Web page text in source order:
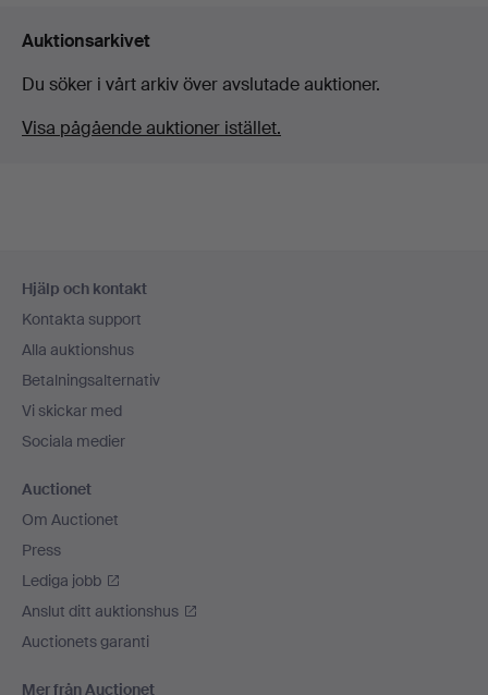
Auktionsarkivet
Du söker i vårt arkiv över avslutade auktioner.
Visa pågående auktioner istället.
Hjälp och kontakt
Kontakta support
Alla auktionshus
Betalningsalternativ
Vi skickar med
Sociala medier
Auctionet
Om Auctionet
Press
Lediga jobb
Anslut ditt auktionshus
Auctionets garanti
Mer från Auctionet